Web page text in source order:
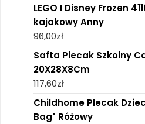
LEGO I Disney Frozen
kajakowy Anny
96,00zł
Safta Plecak Szkolny
20X28X8Cm
117,60zł
Childhome Plecak
Bag" Różowy